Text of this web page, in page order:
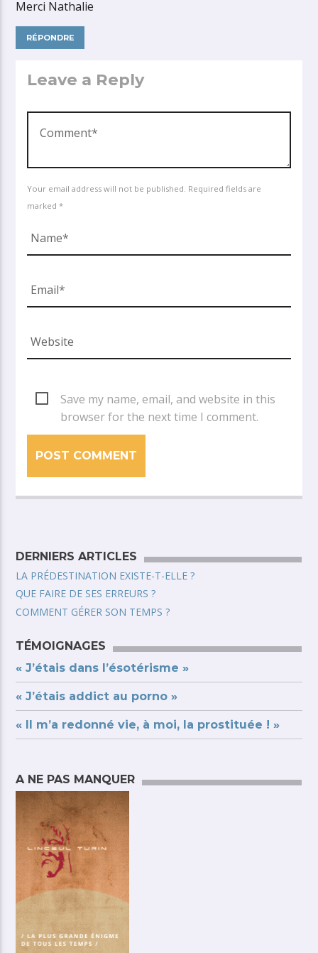
Merci Nathalie
RÉPONDRE
Leave a Reply
Your email address will not be published. Required fields are
marked *
Save my name, email, and website in this
browser for the next time I comment.
DERNIERS ARTICLES
LA PRÉDESTINATION EXISTE-T-ELLE ?
QUE FAIRE DE SES ERREURS ?
COMMENT GÉRER SON TEMPS ?
TÉMOIGNAGES
« J’étais dans l’ésotérisme »
« J’étais addict au porno »
« Il m’a redonné vie, à moi, la prostituée ! »
A NE PAS MANQUER